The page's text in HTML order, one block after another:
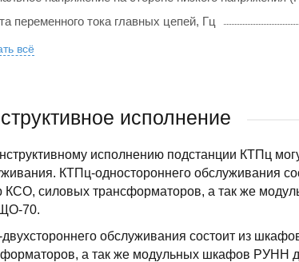
переменного тока главных цепей, Гц
всё
исполнение
исполнению подстанции КТПц
КТПц-одностороннего обслуживания
КСО, силовых трансформаторов, а так же
70.
обслуживания состоит из
а так же модульных шкафов